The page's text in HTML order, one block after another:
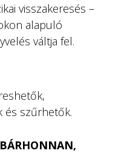
visszakeresés –
alapuló
váltja fel.
és szűrhetők.